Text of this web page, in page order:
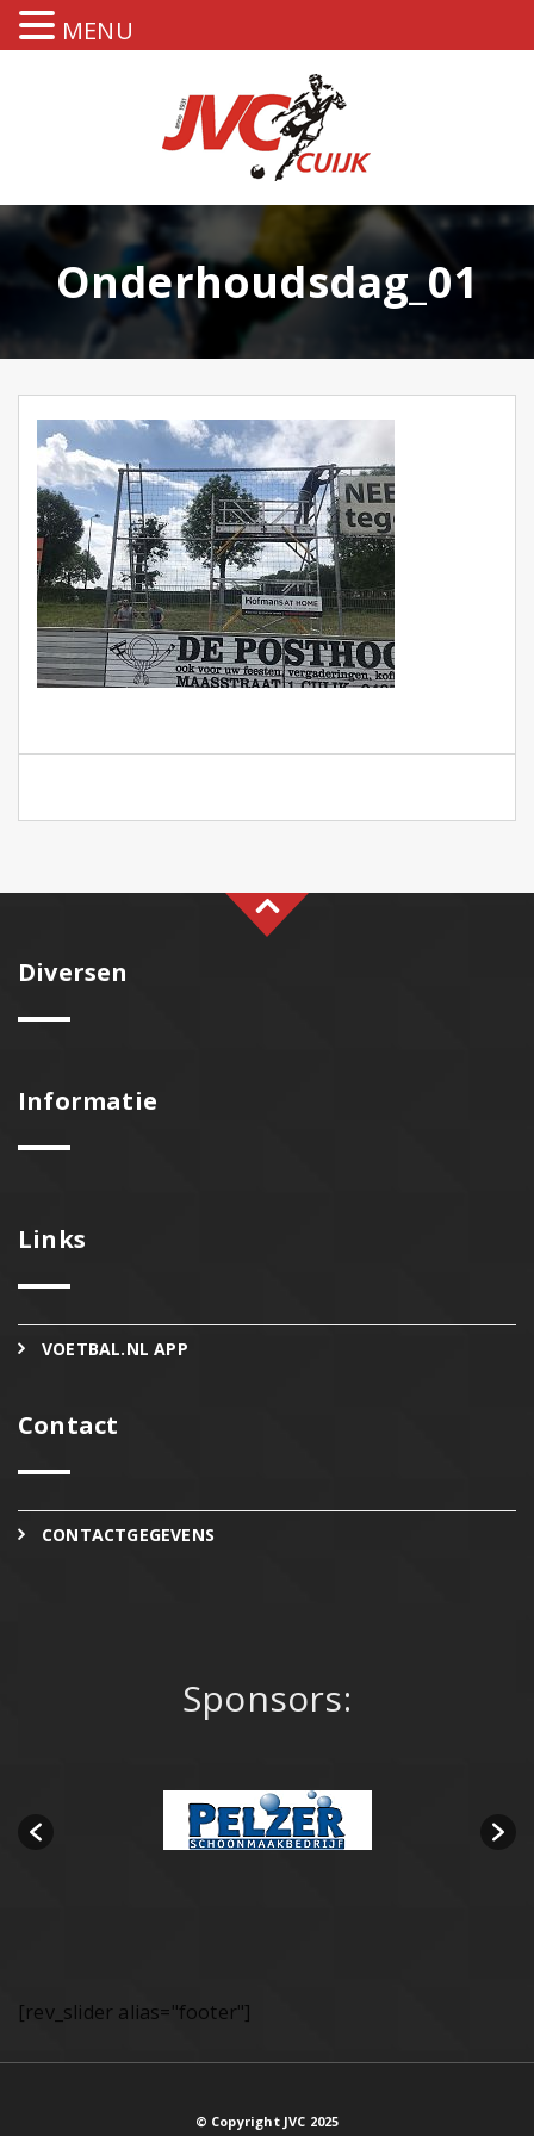
Onderhoudsdag_01
Diversen
Informatie
Links
VOETBAL.NL APP
Contact
CONTACTGEGEVENS
Sponsors:
[rev_slider alias="footer"]
© Copyright JVC 2025
MENU